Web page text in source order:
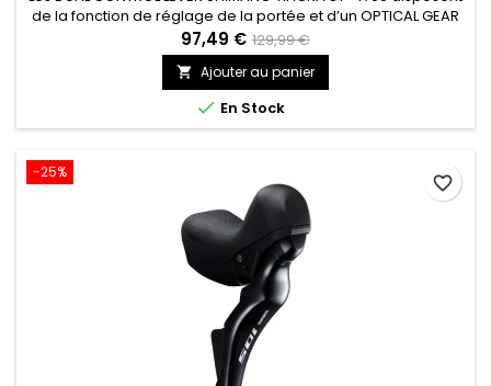
de la fonction de réglage de la portée et d’un OPTICAL GEAR
DISPLAY sous une forme ergonomique compatible avec les
transmissions à 2 x 10 vitesses.
97,49 € 129,99 €
 Ajouter au panier
 En Stock
-25%
favorite_border